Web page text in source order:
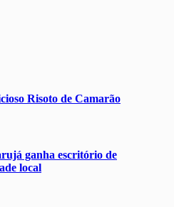
Risoto de Camarão
ganha escritório de
local